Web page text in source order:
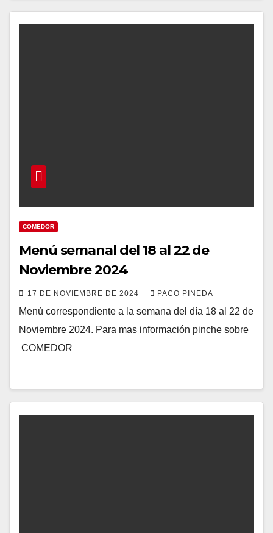
COMEDOR
Menú semanal del 18 al 22 de
Noviembre 2024
17 DE NOVIEMBRE DE 2024 PACO PINEDA
Menú correspondiente a la semana del día 18 al 22 de
Noviembre 2024. Para mas información pinche sobre
COMEDOR